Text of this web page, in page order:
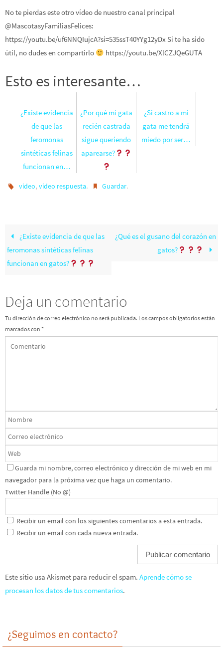
No te pierdas este otro vídeo de nuestro canal principal
@MascotasyFamiliasFelices:
https://youtu.be/uf6NNQIujcA?si=535ssT40YYg12yDx Si te ha sido
útil, no dudes en compartirlo
https://youtu.be/XlCZJQeGUTA
Esto es interesante…
¿Existe evidencia
de que las
feromonas
sintéticas felinas
funcionan en…
¿Por qué mi gata
recién castrada
sigue queriendo
aparearse?
¿Si castro a mi
gata me tendrá
miedo por ser…
vídeo,vídeo respuesta. Guardar.
¿Existe evidencia de que las
feromonas sintéticas felinas
funcionan en gatos?
¿Qué es el gusano del corazón en
gatos?
Deja un comentario
Tu dirección de correo electrónico no será publicada. Los campos obligatorios están
marcados con *
Guarda mi nombre, correo electrónico y dirección de mi web en mi
navegador para la próxima vez que haga un comentario.
Twitter Handle (No @)
Recibir un email con los siguientes comentarios a esta entrada.
Recibir un email con cada nueva entrada.
Este sitio usa Akismet para reducir el spam. Aprende cómo se
procesan los datos de tus comentarios.
¿Seguimos en contacto?